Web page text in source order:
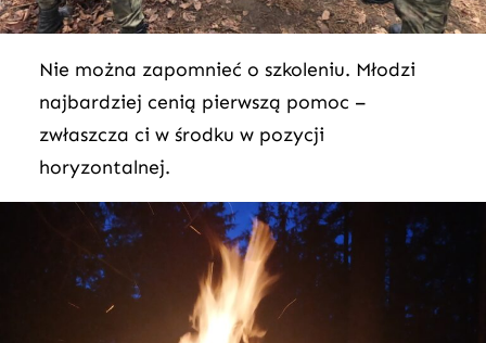
Nie można zapomnieć o szkoleniu. Młodzi
najbardziej cenią pierwszą pomoc –
zwłaszcza ci w środku w pozycji
horyzontalnej.